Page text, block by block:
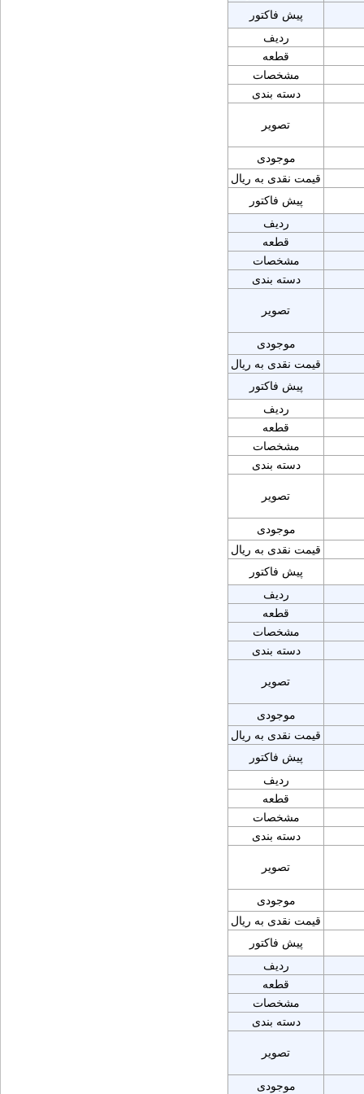
پیش فاکتور
ردیف
قطعه
مشخصات
دسته بندی
تصویر
موجودی
قیمت نقدی به ریال
پیش فاکتور
ردیف
قطعه
مشخصات
دسته بندی
تصویر
موجودی
قیمت نقدی به ریال
پیش فاکتور
ردیف
قطعه
مشخصات
دسته بندی
تصویر
موجودی
قیمت نقدی به ریال
پیش فاکتور
ردیف
قطعه
مشخصات
دسته بندی
تصویر
موجودی
قیمت نقدی به ریال
پیش فاکتور
ردیف
قطعه
مشخصات
دسته بندی
تصویر
موجودی
قیمت نقدی به ریال
پیش فاکتور
ردیف
قطعه
مشخصات
دسته بندی
تصویر
موجودی